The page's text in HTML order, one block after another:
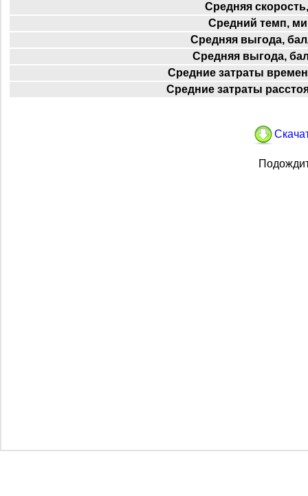
Средняя
Средний темп,
Средняя выгода,
Средняя выгода,
Средние затраты
Средние затраты